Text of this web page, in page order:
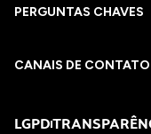
PERGUNTAS CHAVES​
CANAIS DE CONTATO
LGPD